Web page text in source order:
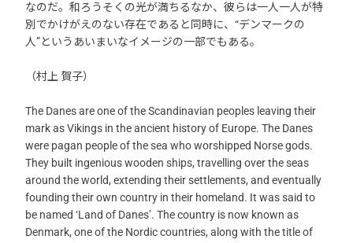
なのだ。和ろうそくの光が満ちるなか、彼らは一人一人が特
別でかけがえのない存在であると同時に、“デンマークの
人”というあいまいなイメージの一部でもある。
（村上 賀子）
The Danes are one of the Scandinavian peoples leaving their
mark as Vikings in the ancient history of Europe. The Danes
were pagan people of the sea who worshipped Norse gods.
They built ingenious wooden ships, travelling over the seas
around the world, extending their settlements, and eventually
founding their own country in their homeland. It was said to
be named ‘Land of Danes’. The country is now known as
Denmark, one of the Nordic countries, along with the title of